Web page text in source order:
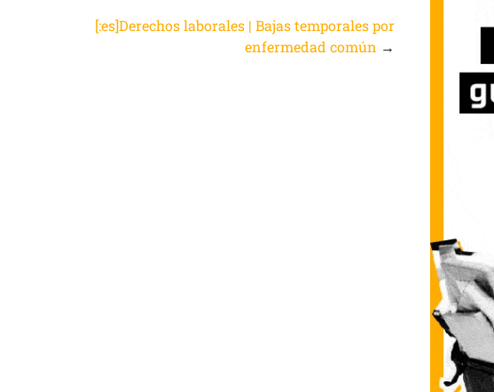
[:es]Derechos laborales | Bajas temporales por
enfermedad común →